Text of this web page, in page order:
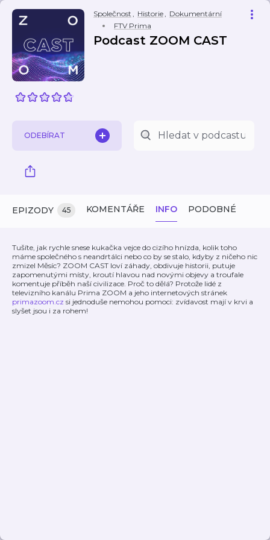
Společnost , Historie, Dokumentární
FTV Prima
Podcast ZOOM CAST
ODEBÍRAT
EPIZODY 45 KOMENTÁŘE INFO PODOBNÉ
Tušíte, jak rychle snese kukačka vejce do cizího hnízda, kolik toho
máme společného s neandrtálci nebo co by se stalo, kdyby z ničeho nic
zmizel Měsíc? ZOOM CAST loví záhady, obdivuje historii, putuje
zapomenutými místy, kroutí hlavou nad novými objevy a troufale
komentuje příběh naší civilizace. Proč to dělá? Protože lidé z
televizního kanálu Prima ZOOM a jeho internetových stránek
primazoom.cz si jednoduše nemohou pomoci: zvídavost mají v krvi a
slyšet jsou i za rohem!